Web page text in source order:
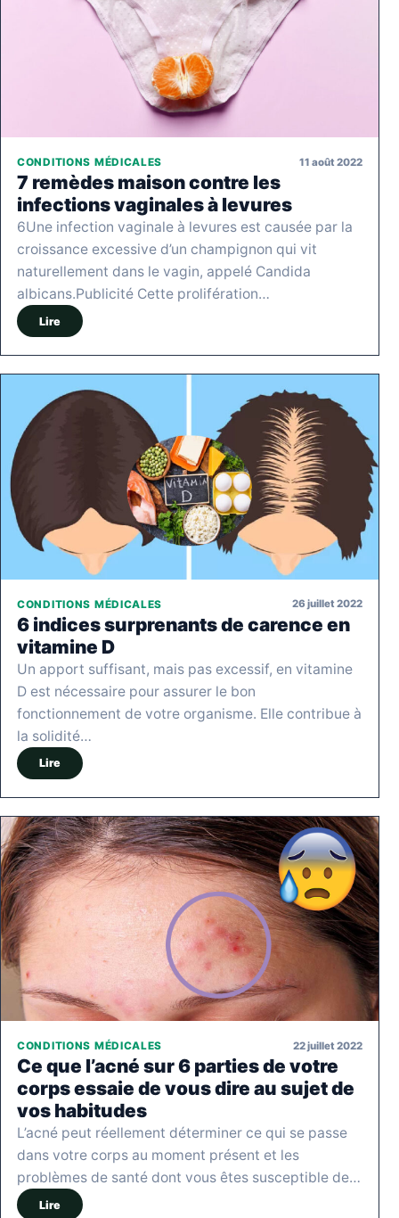
CONDITIONS MÉDICALES 11 août 2022
7 remèdes maison contre les
infections vaginales à levures
6Une infection vaginale à levures est causée par la
croissance excessive d’un champignon qui vit
naturellement dans le vagin, appelé Candida
albicans.Publicité Cette prolifération…
Lire
CONDITIONS MÉDICALES 26 juillet 2022
6 indices surprenants de carence en
vitamine D
Un apport suffisant, mais pas excessif, en vitamine
D est nécessaire pour assurer le bon
fonctionnement de votre organisme. Elle contribue à
la solidité…
Lire
CONDITIONS MÉDICALES 22 juillet 2022
Ce que l’acné sur 6 parties de votre
corps essaie de vous dire au sujet de
vos habitudes
L’acné peut réellement déterminer ce qui se passe
dans votre corps au moment présent et les
problèmes de santé dont vous êtes susceptible de…
Lire